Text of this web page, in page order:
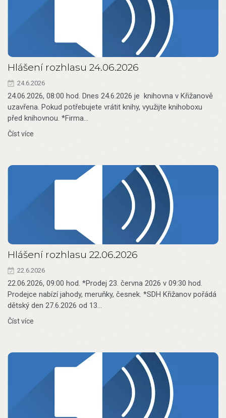
Hlášení rozhlasu 24.06.2026
24.6.2026
24.06.2026, 08:00 hod. Dnes 24.6.2026 je knihovna v Křižanově
uzavřena. Pokud potřebujete vrátit knihy, využijte knihoboxu
před knihovnou. *Firma…
Číst více
Hlášení rozhlasu 22.06.2026
22.6.2026
22.06.2026, 09:00 hod. *Prodej 23. června 2026 v 09:30 hod.
Prodejce nabízí jahody, meruňky, česnek. *SDH Křižanov pořádá
dětský den 27.6.2026 od 13…
Číst více